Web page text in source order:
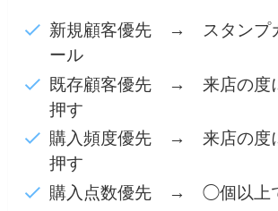
新規顧客優先 → スタンプ
ール
既存顧客優先 → 来店の度
押す
購入頻度優先 → 来店の度
押す
購入点数優先 → ◯個以上